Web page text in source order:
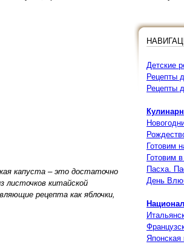
капуста – это достаточно
листочков китайской
рецепта как яблочки,
Детские
Рецепты
Рецепты
Готовим
Готовим
Пасха.
День
Японская